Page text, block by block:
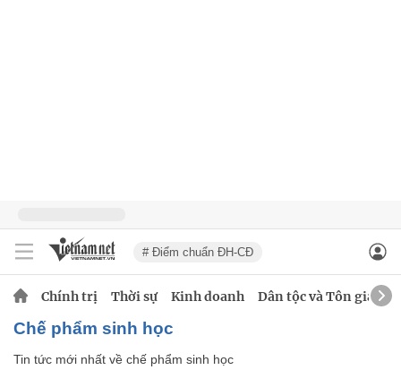
# Điểm chuẩn ĐH-CĐ
Chính trị Thời sự Kinh doanh Dân tộc và Tôn giáo
chế phẩm sinh học
Tin tức mới nhất về chế phẩm sinh học